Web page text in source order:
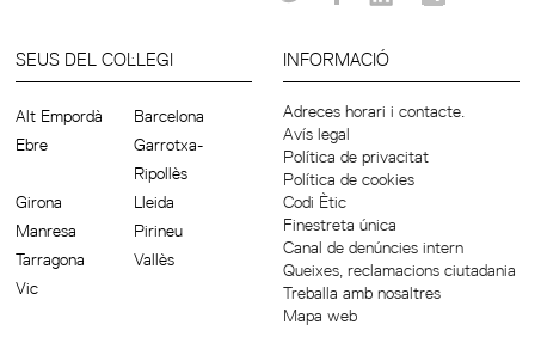
SEUS DEL COL·LEGI
Alt Empordà
Barcelona
Ebre
Garrotxa-
Ripollès
Girona
Lleida
Manresa
Pirineu
Tarragona
Vallès
Vic
INFORMACIÓ
Adreces horari i contacte.
Avís legal
Política de privacitat
Política de cookies
Codi Ètic
Finestreta única
Canal de denúncies intern
Queixes, reclamacions ciutadania
Treballa amb nosaltres
Mapa web